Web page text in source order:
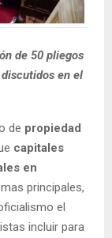
de 50 pliegos
en el
de propiedad
capitales
en
principales,
el
incluir para